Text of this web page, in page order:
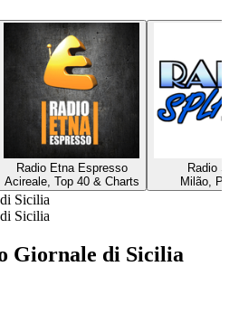
Radio Etna Espresso
Acireale, Top 40 & Charts
Radio
Milão,
Sicilia
Sicilia
Giornale di Sicilia